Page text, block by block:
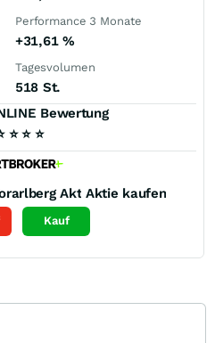
Performance 3 Monate
+31,61 %
Tagesvolumen
518 St.
Bewertung
⭐ ⭐ ⭐
Akt Aktie kaufen
Kauf